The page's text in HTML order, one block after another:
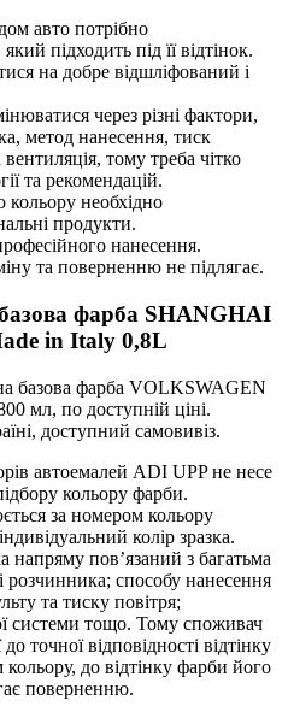
авто потрібно
підходить під її відтінок.
на добре відшліфований і
через різні фактори,
метод нанесення, тиск
тому треба чітко
та рекомендацій.
кольору необхідно
продукти.
нанесення.
та поверненню не підлягає.
фарба SHANGHAI
in Italy 0,8L
базова фарба VOLKSWAGEN
мл, по доступній ціні.
доступний самовивіз.
автоемалей ADI UPP не несе
кольору фарби.
за номером кольору
колір зразка.
напряму пов’язаний з багатьма
розчинника; способу нанесення
та тиску повітря;
системи тощо. Тому споживач
точної відповідності відтінку
до відтінку фарби його
поверненню.